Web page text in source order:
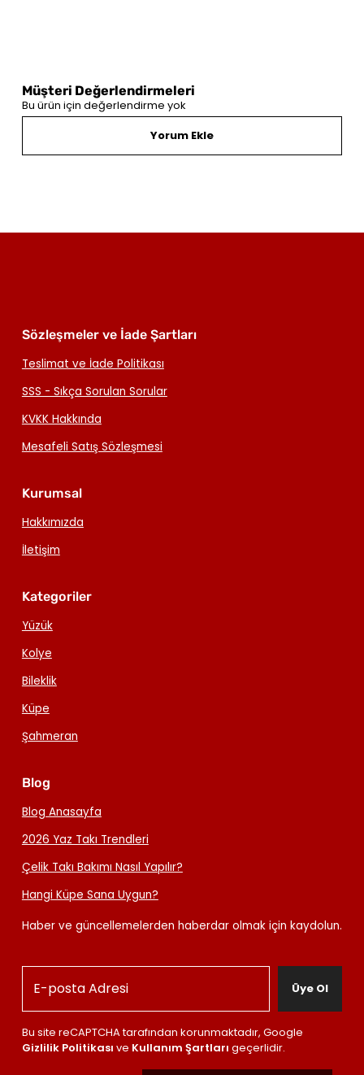
Müşteri Değerlendirmeleri
Bu ürün için değerlendirme yok
Yorum Ekle
Sözleşmeler ve İade Şartları
Teslimat ve İade Politikası
SSS - Sıkça Sorulan Sorular
KVKK Hakkında
Mesafeli Satış Sözleşmesi
Kurumsal
Hakkımızda
İletişim
Kategoriler
Yüzük
Kolye
Bileklik
Küpe
Şahmeran
Blog
Blog Anasayfa
2026 Yaz Takı Trendleri
Çelik Takı Bakımı Nasıl Yapılır?
Hangi Küpe Sana Uygun?
Haber ve güncellemelerden haberdar olmak için kaydolun.
Üye Ol
Bu site reCAPTCHA tarafından korunmaktadır, Google
Gizlilik Politikası ve Kullanım Şartları geçerlidir.